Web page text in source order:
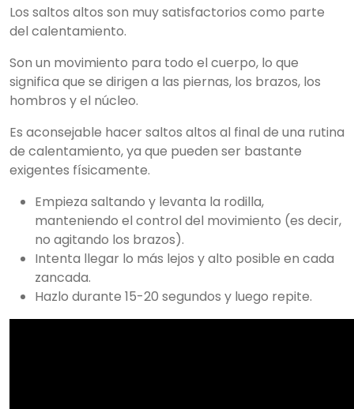
Los saltos altos son muy satisfactorios como parte
del calentamiento.
Son un movimiento para todo el cuerpo, lo que
significa que se dirigen a las piernas, los brazos, los
hombros y el núcleo.
Es aconsejable hacer saltos altos al final de una rutina
de calentamiento, ya que pueden ser bastante
exigentes físicamente.
Empieza saltando y levanta la rodilla,
manteniendo el control del movimiento (es decir,
no agitando los brazos).
Intenta llegar lo más lejos y alto posible en cada
zancada.
Hazlo durante 15-20 segundos y luego repite.